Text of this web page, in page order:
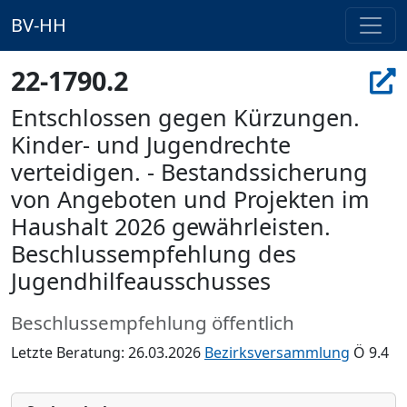
BV-HH
22-1790.2
Entschlossen gegen Kürzungen.
Kinder- und Jugendrechte
verteidigen. - Bestandssicherung
von Angeboten und Projekten im
Haushalt 2026 gewährleisten.
Beschlussempfehlung des
Jugendhilfeausschusses
Beschlussempfehlung öffentlich
Letzte Beratung: 26.03.2026 Bezirksversammlung Ö 9.4